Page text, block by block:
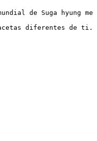
de Suga hyung me
diferentes de ti.